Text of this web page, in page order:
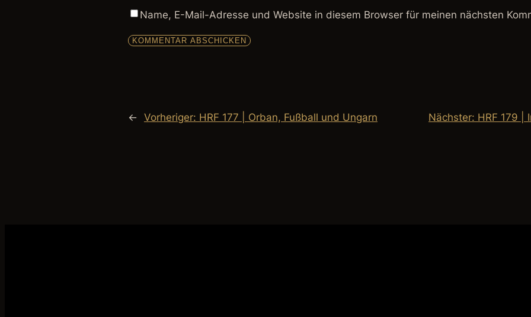
Name, E-Mail-Adresse und Website in diesem Browser für meinen nächsten
← Vorheriger: HRF 177 | Orban, Fußball und Ungarn Nächster: HRF 179 |